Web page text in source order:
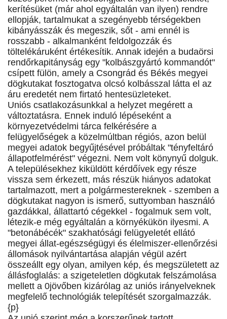
kerítésüket (már ahol egyáltalán van ilyen) rendre
ellopják, tartalmukat a szegényebb térségekben
kibányásszák és megeszik, sőt - ami ennél is
rosszabb - alkalmanként feldolgozzák és
töltelékáruként értékesítik. Annak idején a budaörsi
rendőrkapitányság egy "kolbászgyártó kommandót"
csípett fülön, amely a Csongrád és Békés megyei
dögkutakat fosztogatva olcsó kolbásszal látta el az
áru eredetét nem firtató hentesüzleteket.
Uniós csatlakozásunkkal a helyzet megérett a
változtatásra. Ennek induló lépéseként a
környezetvédelmi tárca felkérésére a
felügyelőségek a közelmúltban régiós, azon belül
megyei adatok begyűjtésével próbáltak "tényfeltáró
állapotfelmérést" végezni. Nem volt könynyű dolguk.
A településekhez kiküldött kérdőívek egy része
vissza sem érkezett, más részük hiányos adatokat
tartalmazott, mert a polgármestereknek - szemben a
dögkutakat nagyon is ismerő, suttyomban használó
gazdákkal, állattartó cégekkel - fogalmuk sem volt,
létezik-e még egyáltalán a környékükön ilyesmi. A
"betonábécék" szakhatósági felügyeletét ellátó
megyei állat-egészségügyi és élelmiszer-ellenőrzési
állomások nyilvántartása alapján végül azért
összeállt egy olyan, amilyen kép, és megszületett az
állásfoglalás: a szigeteletlen dögkutak felszámolása
mellett a 0jövőben kizárólag az uniós irányelveknek
megfelelő technológiák telepítését szorgalmazzák.
{p}